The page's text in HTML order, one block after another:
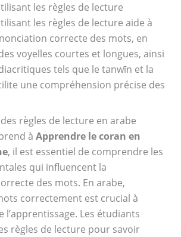
les règles de lecture
les règles de lecture aide à
correcte des mots, en
voyelles courtes et longues, ainsi
tels que le tanwīn et la
une compréhension précise des
règles de lecture en arabe
à Apprendre le coran en
, il est essentiel de comprendre les
qui influencent la
des mots. En arabe,
correctement est crucial à
l’apprentissage. Les étudiants
règles de lecture pour savoir